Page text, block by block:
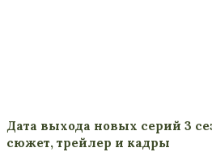
Дата выхода новых серий 3
сюжет, трейлер и кадры